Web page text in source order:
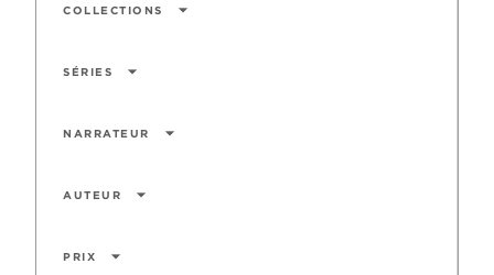
COLLECTIONS arrow_drop_down
SÉRIES arrow_drop_down
NARRATEUR arrow_drop_down
AUTEUR arrow_drop_down
PRIX arrow_drop_down